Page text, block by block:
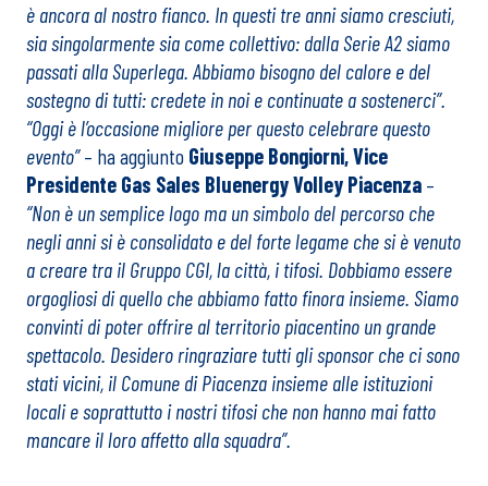
è ancora al nostro fianco. In questi tre anni siamo cresciuti,
sia singolarmente sia come collettivo: dalla Serie A2 siamo
passati alla Superlega. Abbiamo bisogno del calore e del
sostegno di tutti: credete in noi e continuate a sostenerci”.
“Oggi è l’occasione migliore per questo celebrare questo
evento”– ha aggiunto Giuseppe Bongiorni, Vice
Presidente Gas Sales Bluenergy Volley Piacenza –
“Non è un semplice logo ma un simbolo del percorso che
negli anni si è consolidato e del forte legame che si è venuto
a creare tra il Gruppo CGI, la città, i tifosi. Dobbiamo essere
orgogliosi di quello che abbiamo fatto finora insieme. Siamo
convinti di poter offrire al territorio piacentino un grande
spettacolo. Desidero ringraziare tutti gli sponsor che ci sono
stati vicini, il Comune di Piacenza insieme alle istituzioni
locali e soprattutto i nostri tifosi che non hanno mai fatto
mancare il loro affetto alla squadra”.